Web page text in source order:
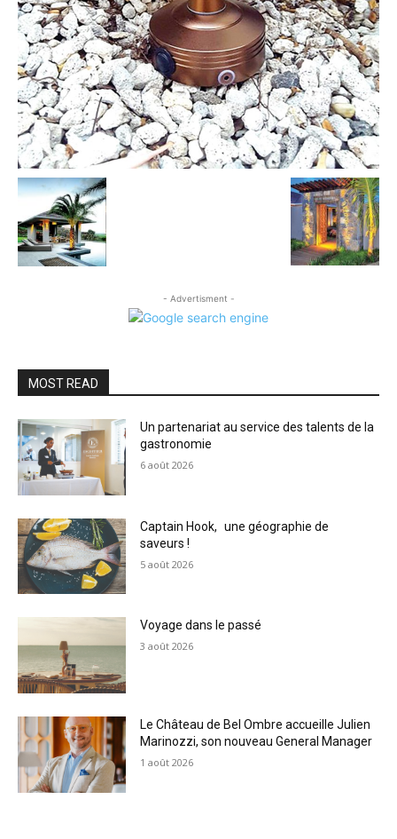
- Advertisment -
MOST READ
Un partenariat au service des talents de la
gastronomie
6 août 2026
Captain Hook, une géographie de
saveurs !
5 août 2026
Voyage dans le passé
3 août 2026
Le Château de Bel Ombre accueille Julien
Marinozzi, son nouveau General Manager
1 août 2026